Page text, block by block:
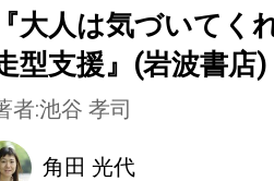
『大人は気づいてく
型支援』(岩波書店)
者:池谷 孝司
角田 光代